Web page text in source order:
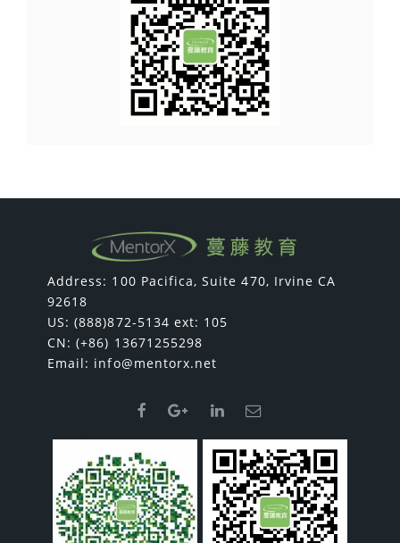
Address: 100 Pacifica, Suite 470, Irvine CA
92618
US: (888)872-5134 ext: 105
CN: (+86) 13671255298
Email: info@mentorx.net